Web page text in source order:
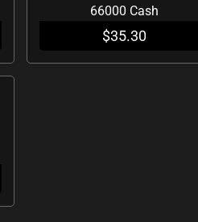
66000 Cash
$35.30